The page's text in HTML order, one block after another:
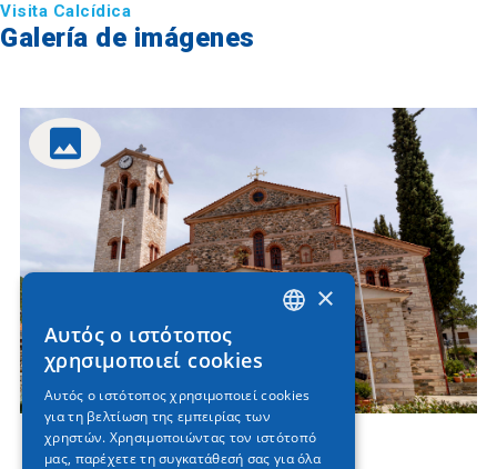
Visita Calcídica
Galería de imágenes
×
Αυτός ο ιστότοπος
χρησιμοποιεί cookies
Αυτός ο ιστότοπος χρησιμοποιεί cookies
για τη βελτίωση της εμπειρίας των
χρηστών. Χρησιμοποιώντας τον ιστότοπό
μας, παρέχετε τη συγκατάθεσή σας για όλα